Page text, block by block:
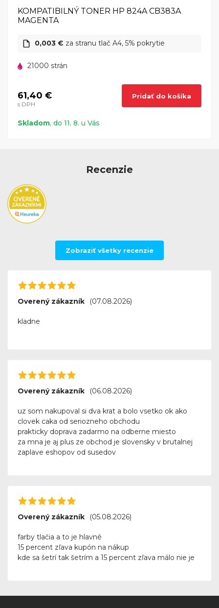
KOMPATIBILNÝ TONER HP 824A CB383A
MAGENTA
0,003 € za stranu tlač A4, 5% pokrytie
21000 strán
61,40 €
s DPH
Pridať do košíka
Skladom, do 11. 8. u Vás
Recenzie
Zobraziť všetky recenzie
Overený zákazník (07.08.2026)
kladne
Overený zákazník (06.08.2026)
uz som nakupoval si dva krat a bolo vsetko ok ako
clovek caka od seriozneho obchodu
prakticky doprava zadarmo na odberne miesto
za mna je aj plus ze obchod je slovensky v brutalnej
zaplave eshopov od susedov
Overený zákazník (05.08.2026)
farby tlačia a to je hlavné
15 percent zľava kupón na nákup
kde sa šetrí tak šetrím a 15 percent zľava málo nie je